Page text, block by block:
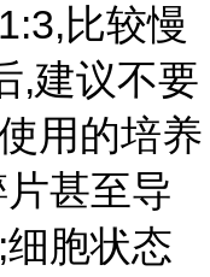
比较慢
,建议不要
用的培养
甚至导
胞状态